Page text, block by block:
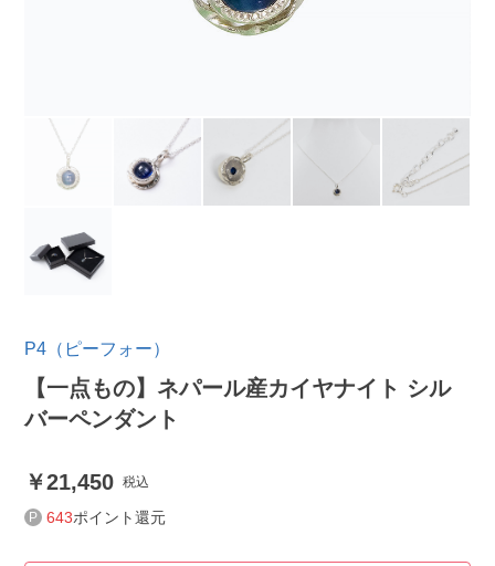
P4（ピーフォー）
【一点もの】ネパール産カイヤナイト シル
バーペンダント
21,450 税込
643ポイント還元